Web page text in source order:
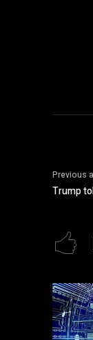
Previous
Trump